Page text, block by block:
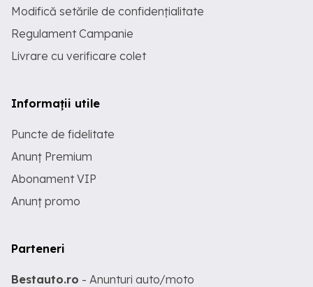
Modifică setările de confidențialitate
Regulament Campanie
Livrare cu verificare colet
Informații utile
Puncte de fidelitate
Anunț Premium
Abonament VIP
Anunț promo
Parteneri
Bestauto.ro - Anunturi auto/moto